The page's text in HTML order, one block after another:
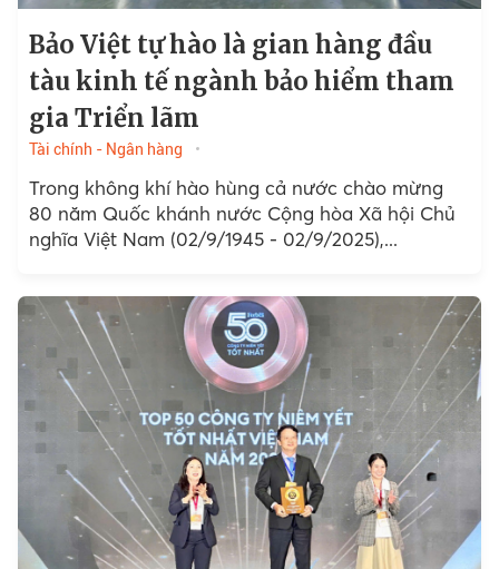
Bảo Việt tự hào là gian hàng đầu
tàu kinh tế ngành bảo hiểm tham
gia Triển lãm
Tài chính - Ngân hàng
Trong không khí hào hùng cả nước chào mừng
80 năm Quốc khánh nước Cộng hòa Xã hội Chủ
nghĩa Việt Nam (02/9/1945 - 02/9/2025),...